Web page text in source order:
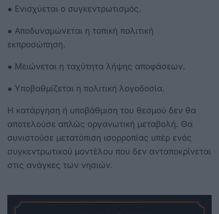
● Ενισχύεται ο συγκεντρωτισμός.
● Αποδυναμώνεται η τοπική πολιτική
εκπροσώπηση.
● Μειώνεται η ταχύτητα λήψης αποφάσεων.
● Υποβαθμίζεται η πολιτική λογοδοσία.
Η κατάργηση ή υποβάθμιση του θεσμού δεν θα
αποτελούσε απλώς οργανωτική μεταβολή. Θα
συνιστούσε μετατόπιση ισορροπίας υπέρ ενός
συγκεντρωτικού μοντέλου που δεν ανταποκρίνεται
στις ανάγκες των νησιών.